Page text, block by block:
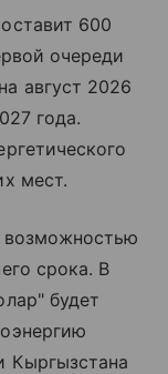
600
очереди
август 2026
года.
мест.
возможностью
срока. В
будет
Кыргызстана